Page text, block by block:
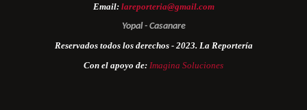
Email: lareporteria@gmail.com
Yopal - Casanare
Reservados todos los derechos - 2023. La Reportería
Con el apoyo de: Imagina Soluciones